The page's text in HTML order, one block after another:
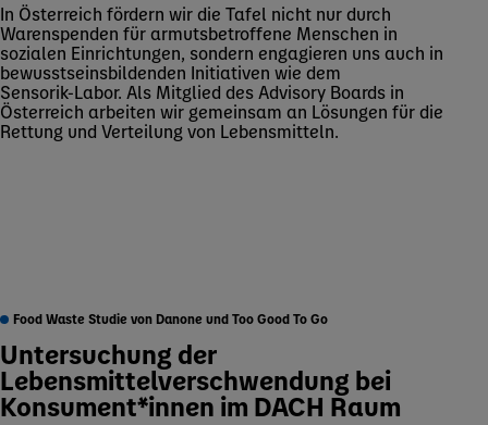
In Österreich fördern wir die Tafel nicht nur durch
Warenspenden für armutsbetroffene Menschen in
sozialen Einrichtungen, sondern engagieren uns auch in
bewusstseinsbildenden Initiativen wie dem
Sensorik‑Labor. Als Mitglied des Advisory Boards in
Österreich arbeiten wir gemeinsam an Lösungen für die
Rettung und Verteilung von Lebensmitteln.
Food Waste Studie von Danone und Too Good To Go
Untersuchung der
Lebensmittelverschwendung bei
Konsument*innen im DACH Raum